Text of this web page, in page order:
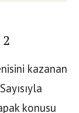
kazanan
konusu